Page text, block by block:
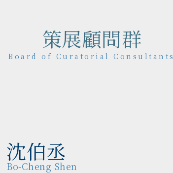
策展顧問群
Board of Curatorial Consultants
沈伯丞
Bo-Cheng Shen